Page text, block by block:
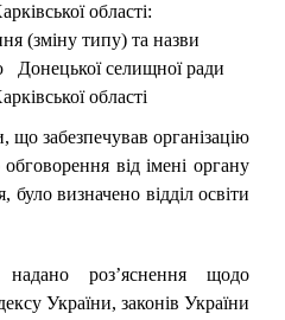
області:
(зміну типу) та назви
селищної ради
області
забезпечував організацію
від імені органу
було визначено відділ освіти
роз’яснення щодо
України, законів України